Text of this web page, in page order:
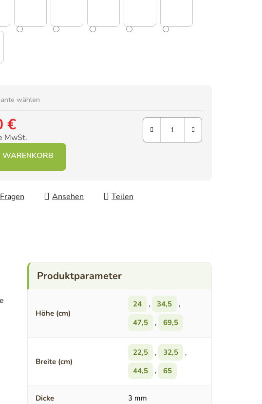
wählen
€
MwSt.
Fragen Ansehen Teilen
Höhe (cm)
24 , 34,5
,
47,5
, 69,5
Breite (cm)
22,5 , 32,5
,
44,5
, 65
Dicke 3 mm